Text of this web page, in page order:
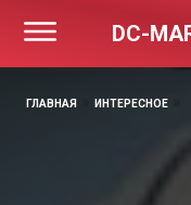
DC-
ГЛАВНАЯ ИНТЕРЕСНОЕ